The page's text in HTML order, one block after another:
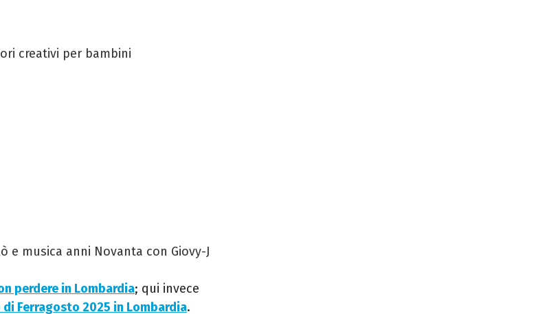
creativi per bambini
musica anni Novanta con Giovy-J
perdere in Lombardia; qui invece
Ferragosto 2025 in Lombardia.